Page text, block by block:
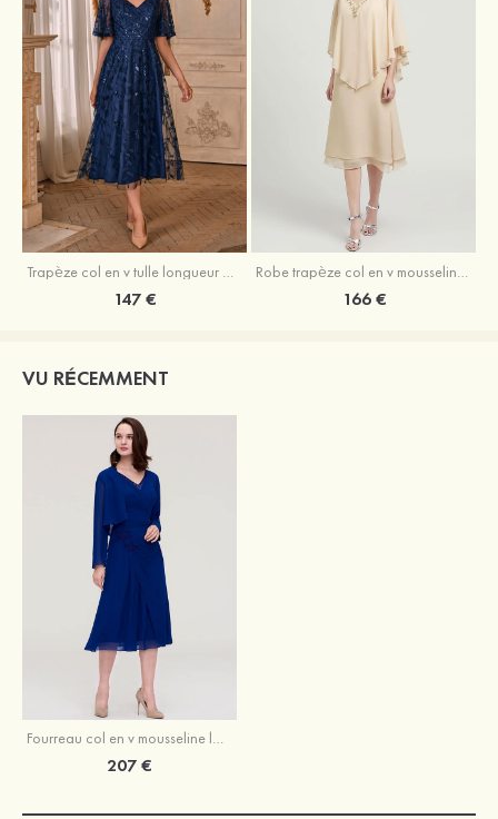
Trapèze col en v tulle longueur mollet robe de mère de la mariée avec appliqué paillettes ceinture
147 €
Robe trapèze col en v mousseline longueur mollet robe de mère de la mariée avec perle
166 €
VU RÉCEMMENT
Fourreau col en v mousseline longueur mollet robe de mère de la mariée avec appliqué plissé veste
207 €